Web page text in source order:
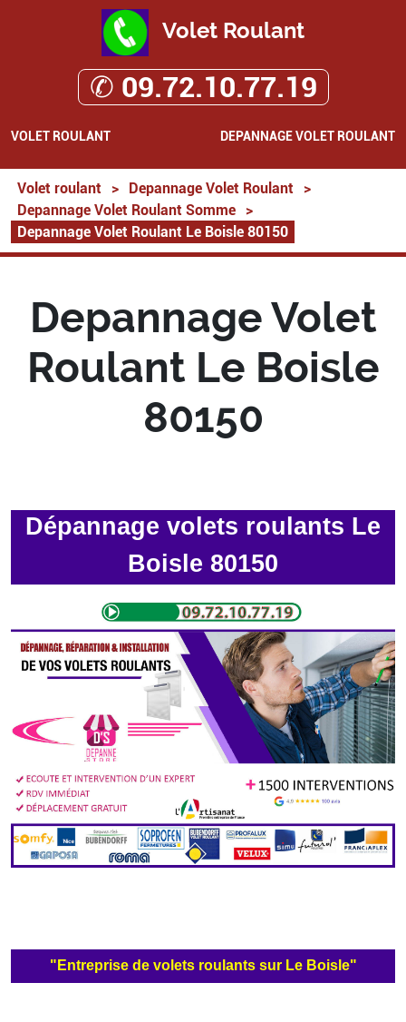
Volet Roulant
✆ 09.72.10.77.19
VOLET ROULANT DEPANNAGE VOLET ROULANT
Volet roulant > Depannage Volet Roulant
>
Depannage Volet Roulant Somme
>
Depannage Volet Roulant Le Boisle 80150
Depannage Volet
Roulant Le Boisle
80150
Dépannage volets roulants Le
Boisle 80150
"Entreprise de volets roulants sur Le Boisle"